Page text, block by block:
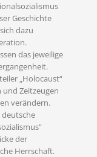
Geschichte
dazu
das jeweilige
„Holocaust“
Zeitzeugen
verändern.
deutsche
der
Herrschaft.